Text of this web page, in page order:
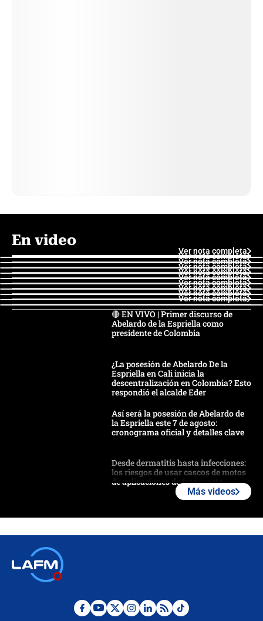
En video
Ver nota completa
Ver nota completa
Ver nota completa
Ver nota completa
Ver nota completa
Ver nota completa
Ver nota completa
Ver nota completa
Ver nota completa
Ver nota completa
🔴 EN VIVO | Primer discurso de
Abelardo de la Espriella como
presidente de Colombia
¿La posesión de Abelardo De la
Espriella en Cali inicia la
descentralización en Colombia? Esto
respondió el alcalde Eder
Así será la posesión de Abelardo de
la Espriella este 7 de agosto:
cronograma oficial y detalles clave
Desde dermatitis hasta infecciones:
los riesgos de usar cascos de motos
de aplicaciones de transporte
Posesión de Abelardo De La Espriella
Más videos